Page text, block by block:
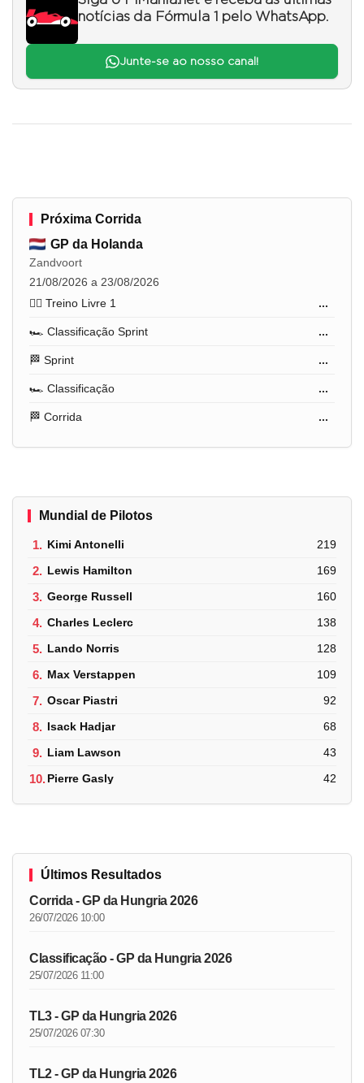
notícias da Fórmula 1 pelo WhatsApp.
Junte-se ao nosso canal!
Próxima Corrida
GP da Holanda
Zandvoort
21/08/2026 a 23/08/2026
🏋️‍♂️ Treino Livre 1
...
🏎️ Classificação Sprint ...
🏁 Sprint ...
🏎️ Classificação ...
🏁 Corrida ...
Mundial de Pilotos
1. Kimi Antonelli 219
2. Lewis Hamilton 169
3. George Russell 160
4. Charles Leclerc 138
5. Lando Norris 128
6. Max Verstappen 109
7. Oscar Piastri 92
8. Isack Hadjar 68
9. Liam Lawson 43
10.Pierre Gasly 42
Últimos Resultados
Corrida - GP da Hungria 2026
26/07/2026 10:00
Classificação - GP da Hungria 2026
25/07/2026 11:00
TL3 - GP da Hungria 2026
25/07/2026 07:30
TL2 - GP da Hungria 2026